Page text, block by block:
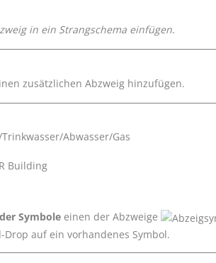
in ein Strangschema einfügen.
zusätzlichen Abzweig hinzufügen.
Abwasser/Gas
Symbole einen der Abzweige
auf ein vorhandenes Symbol.